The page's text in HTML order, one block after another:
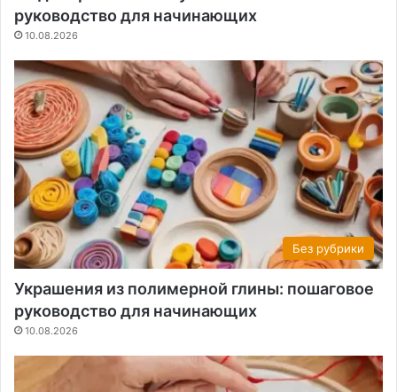
руководство для начинающих
10.08.2026
Без рубрики
Украшения из полимерной глины: пошаговое
руководство для начинающих
10.08.2026